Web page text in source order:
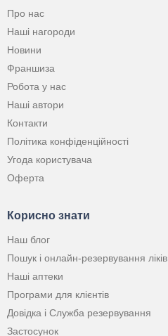
Про нас
Наші нагороди
Новини
Франшиза
Робота у нас
Наші автори
Контакти
Політика конфіденційності
Угода користувача
Оферта
Корисно знати
Наш блог
Пошук і онлайн-резервування ліків
Наші аптеки
Програми для клієнтів
Довідка і Служба резервування
Застосунок